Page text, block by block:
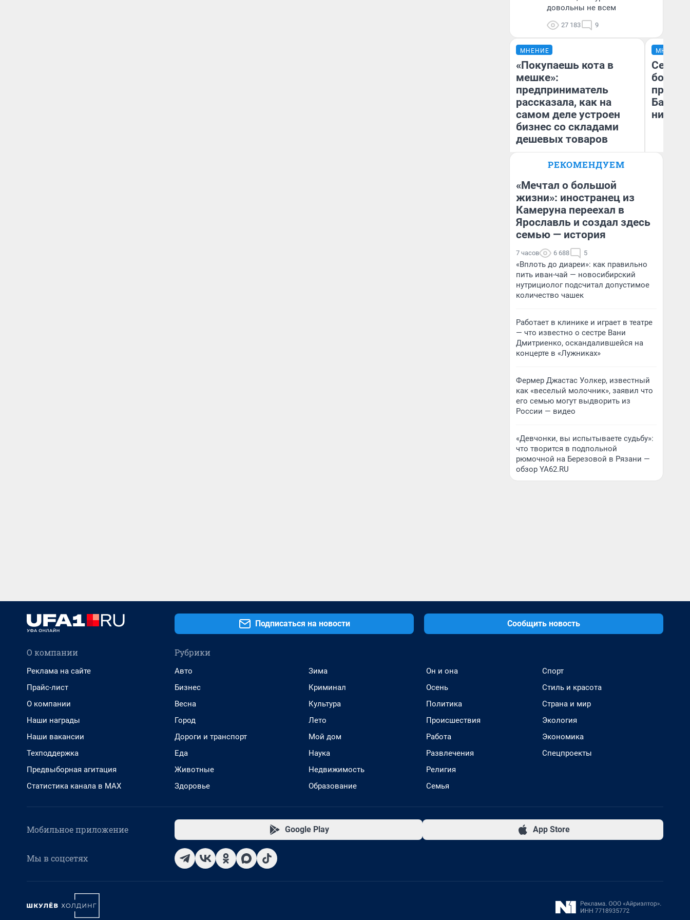
довольны не всем
27 183 9
МНЕНИЕ
«Покупаешь кота в
мешке»:
предприниматель
рассказала, как на
самом деле устроен
бизнес со складами
дешевых товаров
Наталья Шорохова
деньги соцразвития
МНЕНИЕ
Север
них
РЕКОМЕНДУЕМ
«Мечтал о большой
жизни»: иностранец из
Камеруна переехал в
Ярославль и создал здесь
семью — история
7 часов 6 688 5
«Вплоть до диареи»: как правильно
пить иван-чай — новосибирский
нутрициолог подсчитал допустимое
количество чашек
Работает в клинике и играет в театре
— что известно о сестре Вани
Дмитриенко, оскандалившейся на
концерте в «Лужниках»
Фермер Джастас Уолкер, известный
как «веселый молочник», заявил что
его семью могут выдворить из
России — видео
«Девчонки, вы испытываете судьбу»:
что творится в подпольной
рюмочной на Березовой в Рязани —
обзор YA62.RU
Подписаться на новости Сообщить новость
О компании
Реклама на сайте
Прайс-лист
О компании
Наши награды
Наши вакансии
Техподдержка
Предвыборная агитация
Статистика канала в MAX
Рубрики
Авто
Бизнес
Весна
Город
Дороги и транспорт
Еда
Животные
Здоровье
Зима
Криминал
Культура
Лето
Мой дом
Наука
Недвижимость
Образование
Он и она
Осень
Политика
Происшествия
Работа
Развлечения
Религия
Семья
Спорт
Стиль и красота
Страна и мир
Экология
Экономика
Спецпроекты
Мобильное приложение Google Play App Store
Мы в соцсетях